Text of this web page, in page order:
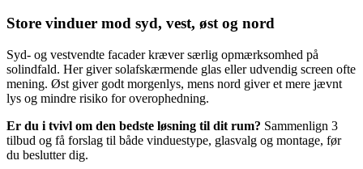
Store vinduer mod syd, vest, øst og nord
Syd- og vestvendte facader kræver særlig opmærksomhed på
solindfald. Her giver solafskærmende glas eller udvendig screen ofte
mening. Øst giver godt morgenlys, mens nord giver et mere jævnt
lys og mindre risiko for overophedning.
Er du i tvivl om den bedste løsning til dit rum? Sammenlign 3
tilbud og få forslag til både vinduestype, glasvalg og montage, før
du beslutter dig.